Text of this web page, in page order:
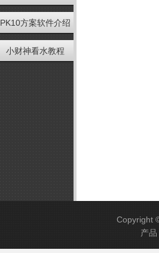
PK10方案软件介绍
小财神看水教程
Copyright
产